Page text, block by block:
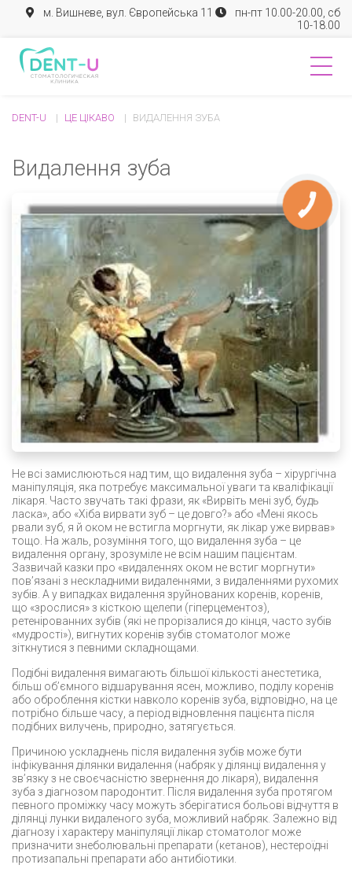
м. Вишневе, вул. Європейська 11
пн-пт 10.00-20.00, сб
10-18.00
DENT-U ЦЕ ЦІКАВО ВИДАЛЕННЯ ЗУБА
Видалення зуба
Не всі замислюються над тим, що видалення зуба – хірургічна
маніпуляція, яка потребує максимальної уваги та кваліфікації
лікаря. Часто звучать такі фрази, як «Вирвіть мені зуб, будь
ласка», або «Хіба вирвати зуб – це довго?» або «Мені якось
рвали зуб, я й оком не встигла моргнути, як лікар уже вирвав»
тощо. На жаль, розуміння того, що видалення зуба – це
видалення органу, зрозуміле не всім нашим пацієнтам.
Зазвичай казки про «видаленнях оком не встиг моргнути»
пов’язані з нескладними видаленнями, з видаленнями рухомих
зубів. А у випадках видалення зруйнованих коренів, коренів,
що «зрослися» з кісткою щелепи (гіперцементоз),
ретенірованних зубів (які не прорізалися до кінця, часто зубів
«мудрості»), вигнутих коренів зубів стоматолог може
зіткнутися з певними складнощами.
Подібні видалення вимагають більшої кількості анестетика,
більш об’ємного відшарування ясен, можливо, поділу коренів
або оброблення кістки навколо коренів зуба, відповідно, на це
потрібно більше часу, а період відновлення пацієнта після
подібних вилучень, природно, затягується.
Причиною ускладнень після видалення зубів може бути
інфікування ділянки видалення (набряк у ділянці видалення у
зв’язку з не своєчасністю звернення до лікаря), видалення
зуба з діагнозом пародонтит. Після видалення зуба протягом
певного проміжку часу можуть зберігатися больові відчуття в
ділянці лунки видаленого зуба, можливий набряк. Залежно від
діагнозу і характеру маніпуляції лікар стоматолог може
призначити знеболювальні препарати (кетанов), нестероїдні
протизапальні препарати або антибіотики.
КНОПКА
ЗВ'ЯЗКУ